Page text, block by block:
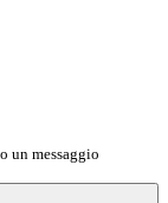
un messaggio